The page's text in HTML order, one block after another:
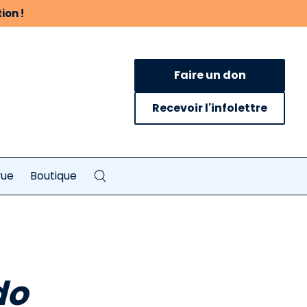
!
Faire un don
Recevoir l'infolettre
Boutique